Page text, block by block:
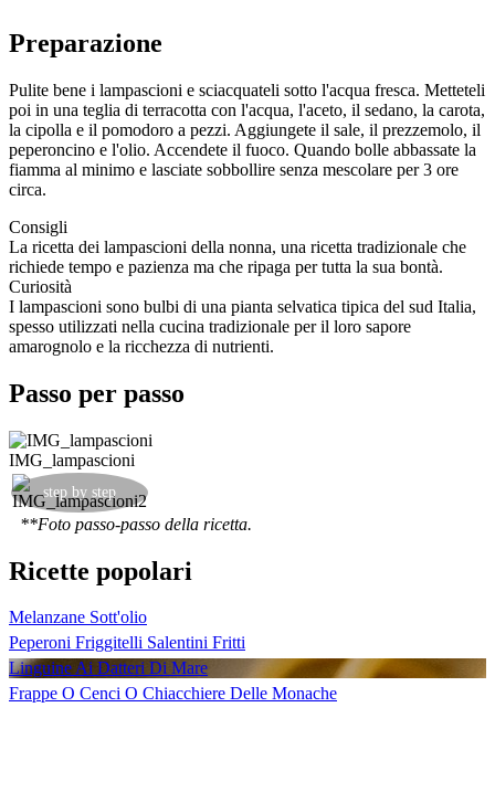
Preparazione
Pulite bene i lampascioni e sciacquateli sotto l'acqua fresca. Metteteli
poi in una teglia di terracotta con l'acqua, l'aceto, il sedano, la carota,
la cipolla e il pomodoro a pezzi. Aggiungete il sale, il prezzemolo, il
peperoncino e l'olio. Accendete il fuoco. Quando bolle abbassate la
fiamma al minimo e lasciate sobbollire senza mescolare per 3 ore
circa.
Consigli
La ricetta dei lampascioni della nonna, una ricetta tradizionale che
richiede tempo e pazienza ma che ripaga per tutta la sua bontà.
Curiosità
I lampascioni sono bulbi di una pianta selvatica tipica del sud Italia,
spesso utilizzati nella cucina tradizionale per il loro sapore
amarognolo e la ricchezza di nutrienti.
Passo per passo
IMG_lampascioni
step by step
**Foto passo-passo della ricetta.
Ricette popolari
Melanzane Sott'olio
Peperoni Friggitelli Salentini Fritti
Linguine Ai Datteri Di Mare
Frappe O Cenci O Chiacchiere Delle Monache